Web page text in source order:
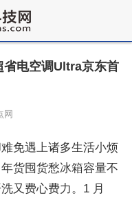
省电空调Ultra京东首
网
免遇上诸多生活小烦
货囤货愁冰箱容量不
又费心费力。1 月